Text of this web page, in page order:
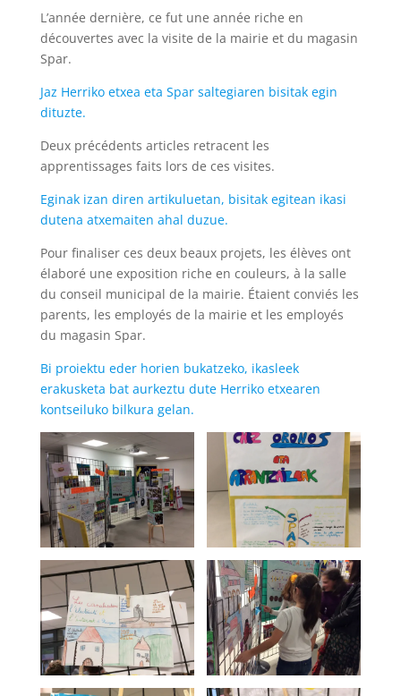
L’année dernière, ce fut une année riche en
découvertes avec la visite de la mairie et du magasin
Spar.
Jaz Herriko etxea eta Spar saltegiaren bisitak egin
dituzte.
Deux précédents articles retracent les
apprentissages faits lors de ces visites.
Eginak izan diren artikuluetan, bisitak egitean ikasi
dutena atxemaiten ahal duzue.
Pour finaliser ces deux beaux projets, les élèves ont
élaboré une exposition riche en couleurs, à la salle
du conseil municipal de la mairie. Étaient conviés les
parents, les employés de la mairie et les employés
du magasin Spar.
Bi proiektu eder horien bukatzeko, ikasleek
erakusketa bat aurkeztu dute Herriko etxearen
kontseiluko bilkura gelan.